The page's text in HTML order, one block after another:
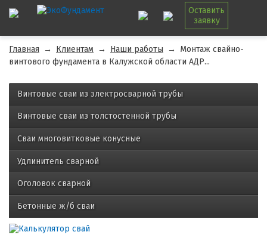
Оставить
заявку
Главная → Клиентам → Наши работы →
Монтаж свайно-
винтового фундамента в Калужской области АДР...
Винтовые сваи из электросварной трубы
Винтовые сваи из толстостенной трубы
Сваи многовитковые конусные
Удлинитель сварной
Оголовок сварной
Бетонные ж/б сваи